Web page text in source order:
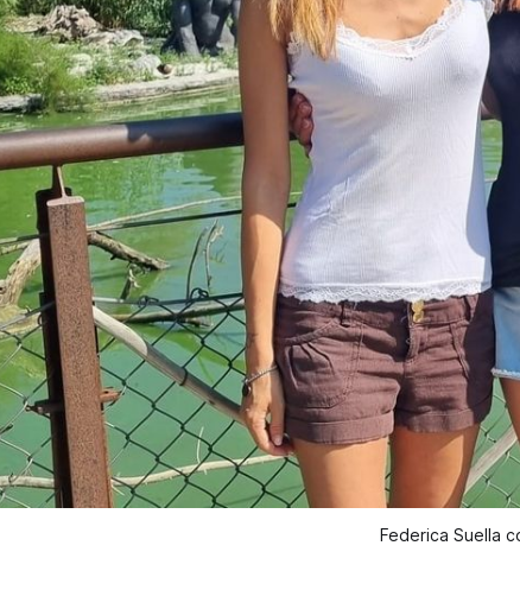
Federica Suella